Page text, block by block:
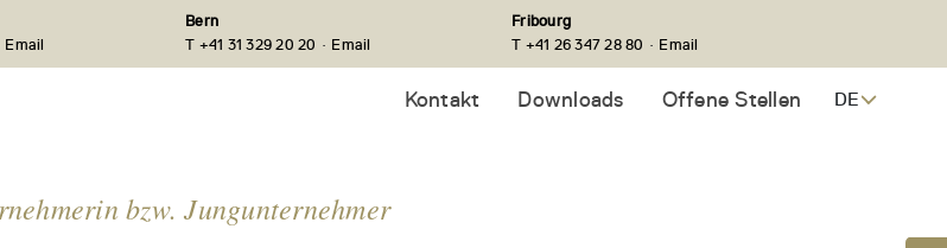
Email
Bern
T +41 31 329 20 20 · Email
Fribourg
T +41 26 347 28 80 · Email
Kontakt Downloads Offene Stellen DE
bzw. Jungunternehmer